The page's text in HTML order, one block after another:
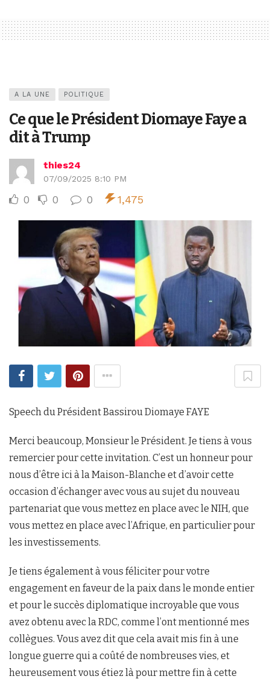
A LA UNE POLITIQUE
Ce que le Président Diomaye Faye a
dit à Trump
thies24
07/09/2025 8:10 PM
0 0 0 1,475
Speech du Président Bassirou Diomaye FAYE
Merci beaucoup, Monsieur le Président. Je tiens à vous
remercier pour cette invitation. C’est un honneur pour
nous d’être ici à la Maison-Blanche et d’avoir cette
occasion d’échanger avec vous au sujet du nouveau
partenariat que vous mettez en place avec le NIH, que
vous mettez en place avec l’Afrique, en particulier pour
les investissements.
Je tiens également à vous féliciter pour votre
engagement en faveur de la paix dans le monde entier
et pour le succès diplomatique incroyable que vous
avez obtenu avec la RDC, comme l’ont mentionné mes
collègues. Vous avez dit que cela avait mis fin à une
longue guerre qui a coûté de nombreuses vies, et
heureusement vous étiez là pour mettre fin à cette